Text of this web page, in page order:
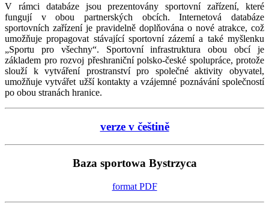
V rámci databáze jsou prezentovány sportovní zařízení, které
fungují v obou partnerských obcích. Internetová databáze
sportovních zařízení je pravidelně doplňována o nové atrakce, což
umožňuje propagovat stávající sportovní zázemí a také myšlenku
„Sportu pro všechny“. Sportovní infrastruktura obou obcí je
základem pro rozvoj přeshraniční polsko-české spolupráce, protože
slouží k vytváření prostranství pro společné aktivity obyvatel,
umožňuje vytvářet užší kontakty a vzájemné poznávání společností
po obou stranách hranice.
verze v češtině
Baza sportowa Bystrzyca
format PDF